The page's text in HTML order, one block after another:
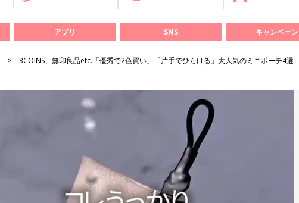
アプリ SNS キャンペーン
3COINS、無印良品etc.「優秀で2色買い」「片手でひらける」大人気のミニポーチ4選